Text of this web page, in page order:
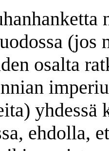
(jos
osalta
ehdolla,